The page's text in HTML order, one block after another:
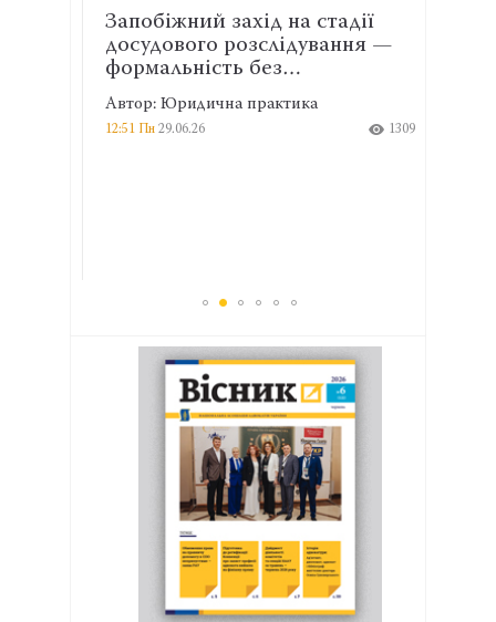
Запобіжний захід на стадії
досудового розслідування —
формальність без…
Автор: Юридична практика
12:51 Пн29.06.26 1309